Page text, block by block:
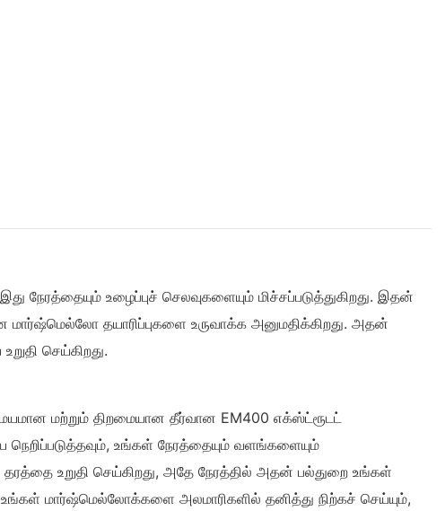
உழைப்புச் செலவுகளையும் மிச்சப்படுத்துகிறது. இதன்
தயாரிப்புகளை உருவாக்க அனுமதிக்கிறது. அதன்
செய்கிறது.
மற்றும் திறமையான தீர்வான EM400 எக்ஸ்ட்ரூடட்
உங்கள் நேரத்தையும் வளங்களையும்
உறுதி செய்கிறது, அதே நேரத்தில் அதன் பல்துறை உங்கள்
மார்ஷ்மெல்லோக்களை அலமாரிகளில் தனித்து நிற்கச் செய்யும்,